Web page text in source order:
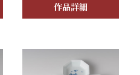
作品詳細